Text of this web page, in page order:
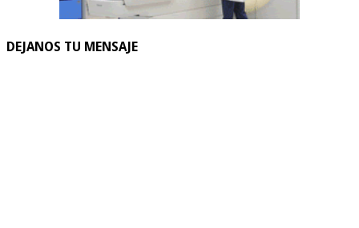
DEJANOS TU MENSAJE